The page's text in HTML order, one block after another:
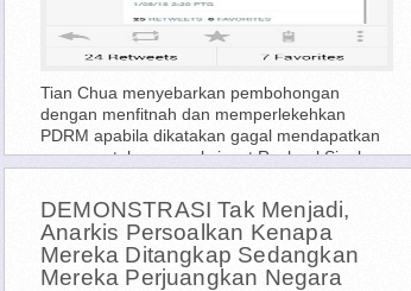
Tian Chua menyebarkan pembohongan
dengan menfitnah dan memperlekehkan
PDRM apabila dikatakan gagal mendapatkan
reman untuk menyoal siasat Rashpal Singh
DEMONSTRASI Tak Menjadi,
Anarkis Persoalkan Kenapa
Mereka Ditangkap Sedangkan
Mereka Perjuangkan Negara